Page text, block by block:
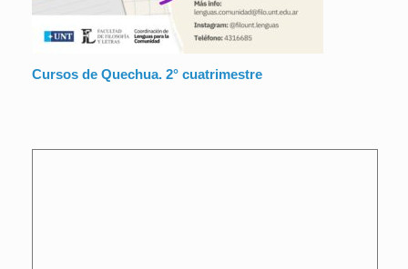
Cursos de Quechua. 2° cuatrimestre